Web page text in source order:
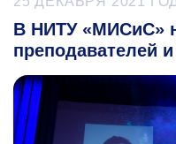
В НИТУ «МИСиС»
преподавателей